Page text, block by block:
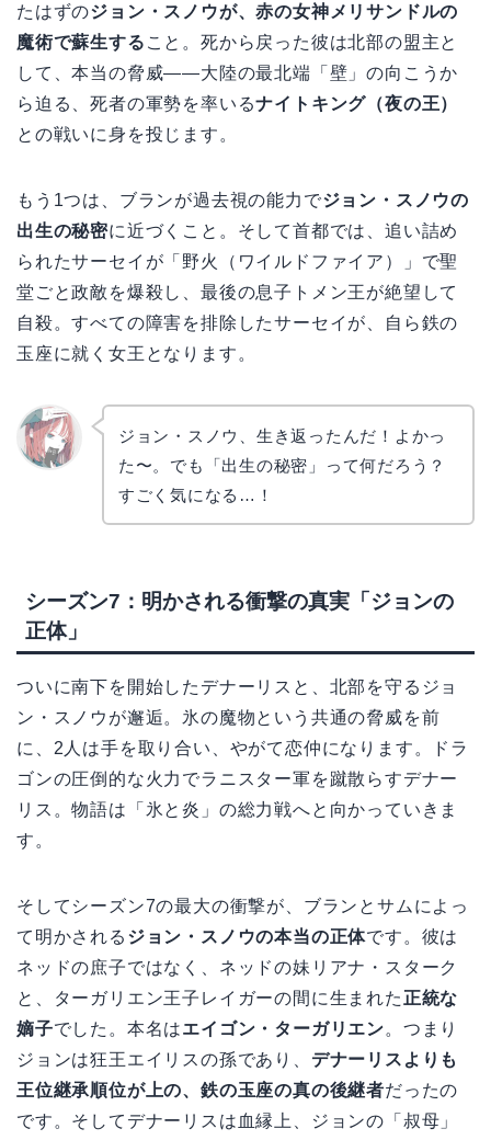
たはずのジョン・スノウが、赤の女神メリサンドルの
魔術で蘇生する こと。死から戻った彼は北部の盟主と
して、本当の脅威――大陸の最北端「壁」の向こうか
ら迫る、死者の軍勢を率いるナイトキング（夜の王）
との戦いに身を投じます。
もう1つは、ブランが過去視の能力でジョン・スノウの
出生の秘密に近づくこと。そして首都では、追い詰め
られたサーセイが「野火（ワイルドファイア）」で聖
堂ごと政敵を爆殺し、最後の息子トメン王が絶望して
自殺。すべての障害を排除したサーセイが、自ら鉄の
玉座に就く女王となります。
ジョン・スノウ、生き返ったんだ！よかっ
た〜。でも「出生の秘密」って何だろう？
すごく気になる…！
シーズン7：明かされる衝撃の真実「ジョンの
正体」
ついに南下を開始したデナーリスと、北部を守るジョ
ン・スノウが邂逅。氷の魔物という共通の脅威を前
に、2人は手を取り合い、やがて恋仲になります。ドラ
ゴンの圧倒的な火力でラニスター軍を蹴散らすデナー
リス。物語は「氷と炎」の総力戦へと向かっていきま
す。
そしてシーズン7の最大の衝撃が、ブランとサムによっ
て明かされる ジョン・スノウの本当の正体です。彼は
ネッドの庶子ではなく、ネッドの妹リアナ・スターク
と、ターガリエン王子レイガーの間に生まれた 正統な
嫡子でした。本名はエイゴン・ターガリエン。つまり
ジョンは狂王エイリスの孫であり、 デナーリスよりも
王位継承順位が上の、鉄の玉座の真の後継者だったの
です。そしてデナーリスは血縁上、ジョンの「叔母」